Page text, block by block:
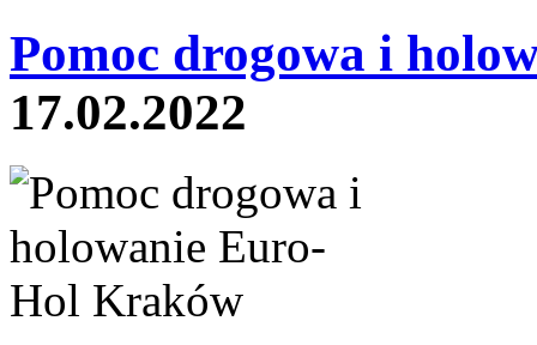
Pomoc drogowa i
17.02.2022